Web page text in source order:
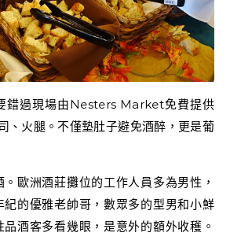
錯過現場由Nesters Market免費提供
、火腿。不僅墊肚子避免酒醉，更是葡
歐洲酒莊攤位的工作人員多為男性，
紀的優雅老帥哥，數眾多的型男和小鮮
酒客多看幾眼，是意外的額外收穫。